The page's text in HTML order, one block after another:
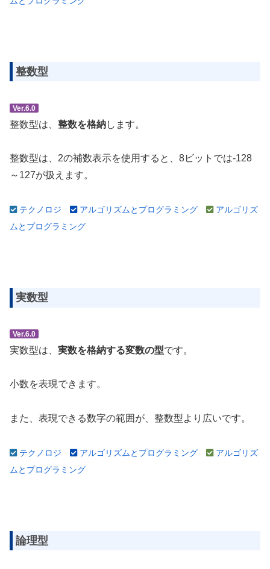
整数型
Ver.6.0
整数型は、 整数を格納します。
整数型は、2の補数表示を使用すると、8ビットでは-128
～127が扱えます。
テクノロジ アルゴリズムとプログラミング
アルゴリズ
ムとプログラミング
実数型
Ver.6.0
実数型は、 実数を格納する変数の型です。
小数を表現できます。
また、表現できる数字の範囲が、整数型より広いです。
テクノロジ アルゴリズムとプログラミング
アルゴリズ
ムとプログラミング
論理型